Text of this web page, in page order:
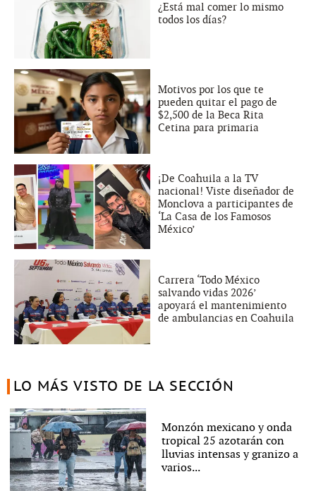
¿Está mal comer lo mismo
todos los días?
Motivos por los que te
pueden quitar el pago de
$2,500 de la Beca Rita
Cetina para primaria
¡De Coahuila a la TV
nacional! Viste diseñador de
Monclova a participantes de
‘La Casa de los Famosos
México’
Carrera ‘Todo México
salvando vidas 2026’
apoyará el mantenimiento
de ambulancias en Coahuila
LO MÁS VISTO DE LA SECCIÓN
Monzón mexicano y onda
tropical 25 azotarán con
lluvias intensas y granizo a
varios...